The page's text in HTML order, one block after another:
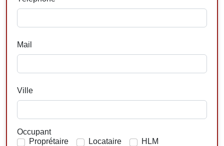
Mail
Ville
Occupant
Proprétaire
Locataire HLM